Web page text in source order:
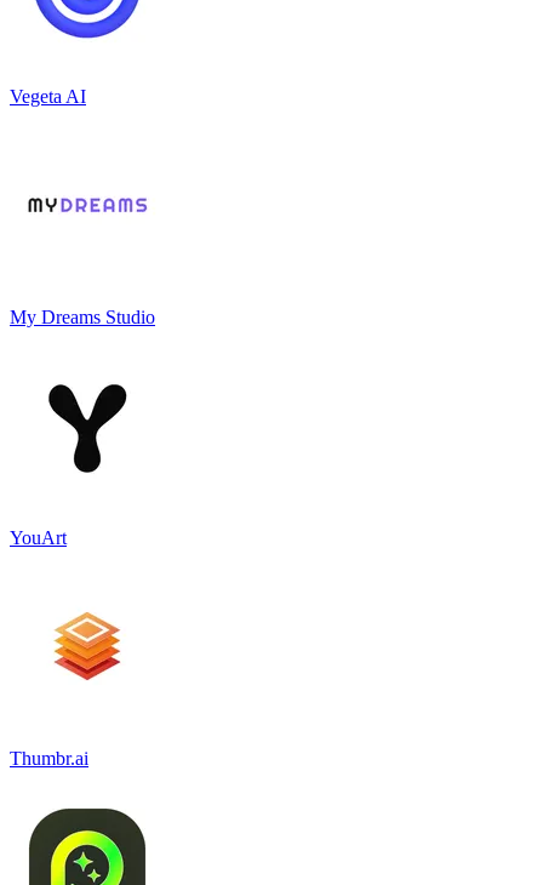
Vegeta AI
My Dreams Studio
YouArt
Thumbr.ai